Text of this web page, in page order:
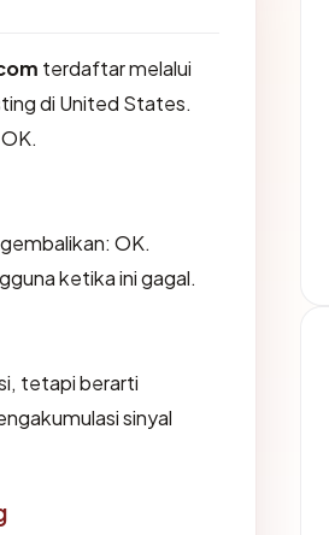
terdaftar melalui
di United States.
OK.
ketika ini gagal.
tetapi berarti
sinyal